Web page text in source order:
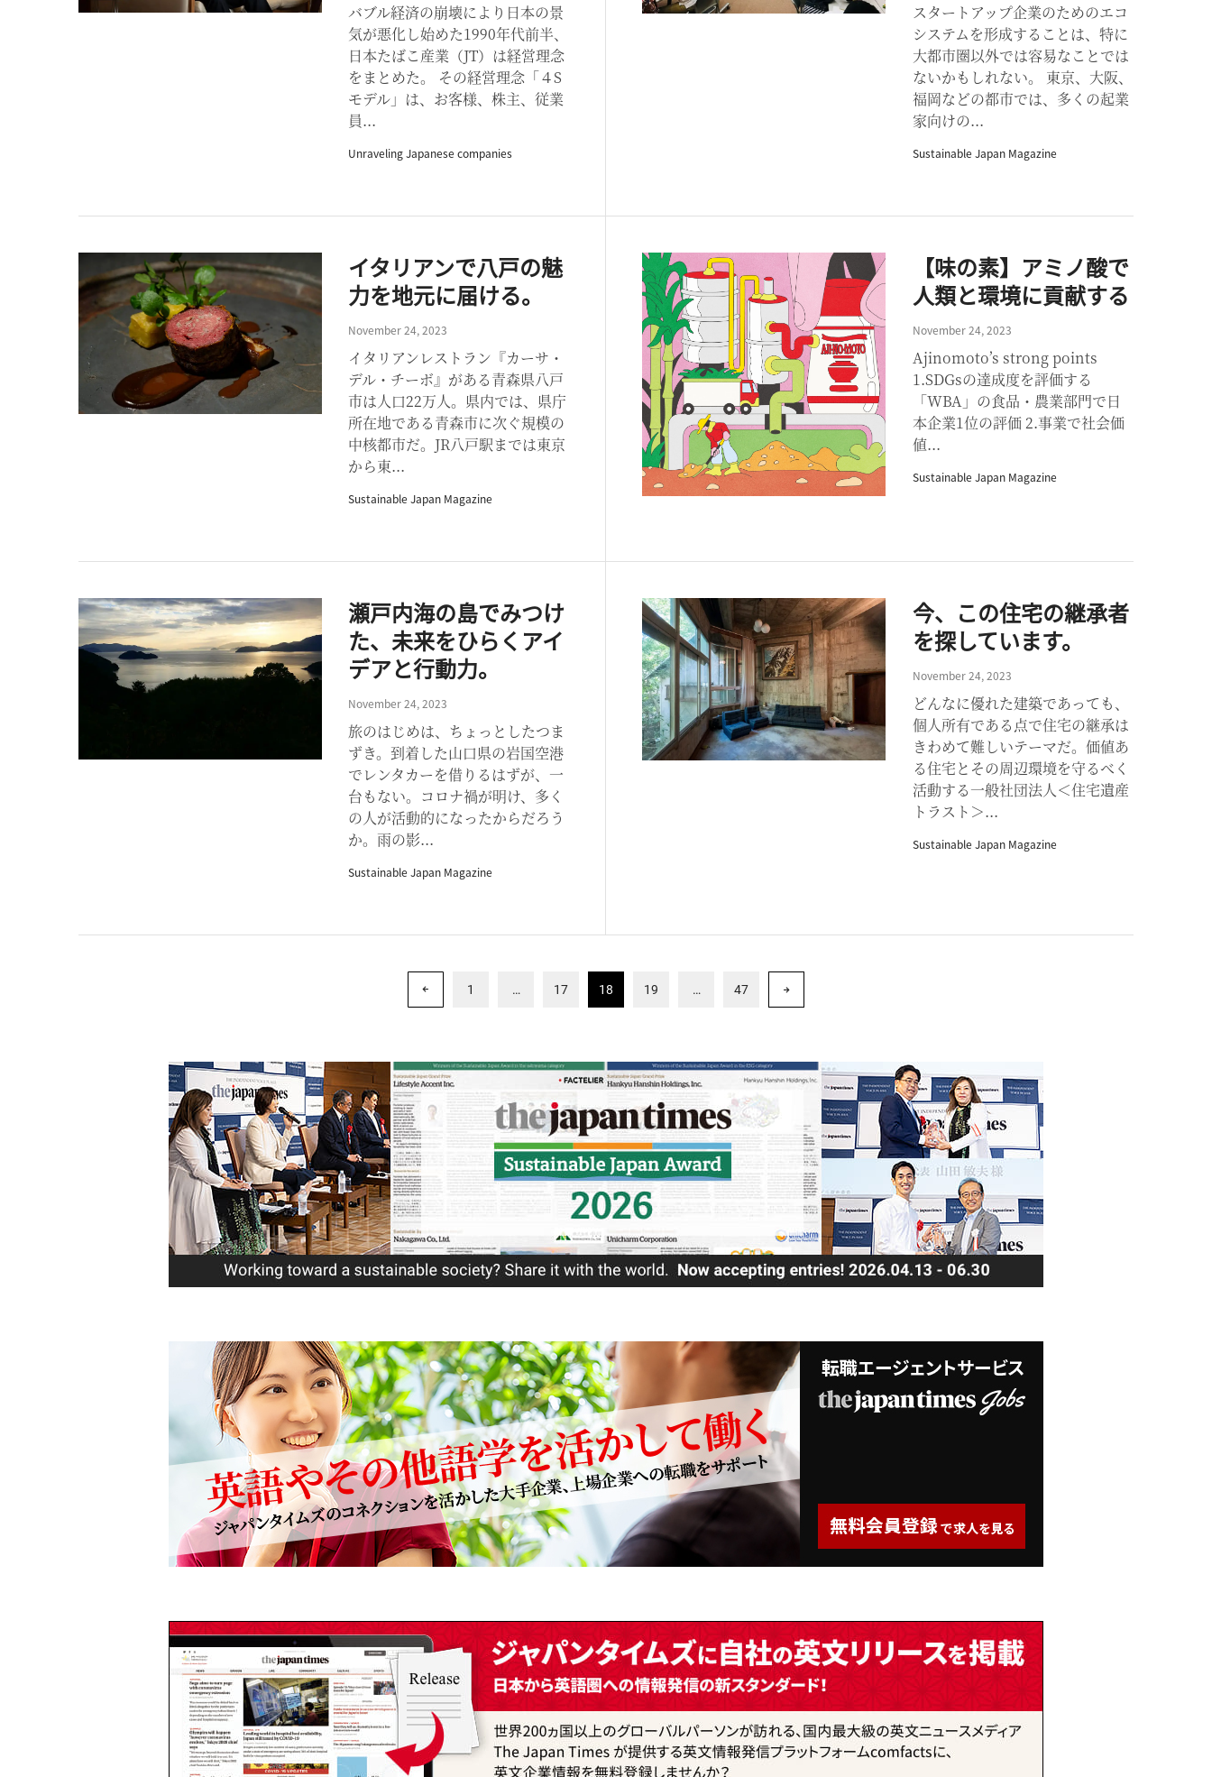
バブル経済の崩壊により日本の景
気が悪化し始めた1990年代前半、
日本たばこ産業（JT）は経営理念
をまとめた。 その経営理念「４S
モデル」は、お客様、株主、従業
員...
Unraveling Japanese companies
スタートアップ企業のためのエコ
システムを形成することは、特に
大都市圏以外では容易なことでは
ないかもしれない。 東京、大阪、
福岡などの都市では、多くの起業
家向けの...
Sustainable Japan Magazine
イタリアンで八戸の魅
力を地元に届ける。
November 24, 2023
イタリアンレストラン『カーサ・
デル・チーボ』がある青森県八戸
市は人口22万人。県内では、県庁
所在地である青森市に次ぐ規模の
中核都市だ。JR八戸駅までは東京
から東...
Sustainable Japan Magazine
【味の素】アミノ酸で
人類と環境に貢献する
November 24, 2023
Ajinomoto’s strong points
1.SDGsの達成度を評価する
「WBA」の食品・農業部門で日
本企業1位の評価 2.事業で社会価
値...
Sustainable Japan Magazine
瀬戸内海の島でみつけ
た、未来をひらくアイ
デアと行動力。
November 24, 2023
旅のはじめは、ちょっとしたつま
ずき。到着した山口県の岩国空港
でレンタカーを借りるはずが、一
台もない。コロナ禍が明け、多く
の人が活動的になったからだろう
か。雨の影...
Sustainable Japan Magazine
今、この住宅の継承者
を探しています。
November 24, 2023
どんなに優れた建築であっても、
個人所有である点で住宅の継承は
きわめて難しいテーマだ。価値あ
る住宅とその周辺環境を守るべく
活動する一般社団法人＜住宅遺産
トラスト＞...
Sustainable Japan Magazine
1 … 17 18 19 … 47